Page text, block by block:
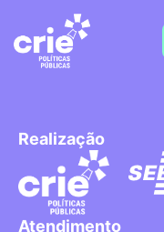
Realização
Atendimento